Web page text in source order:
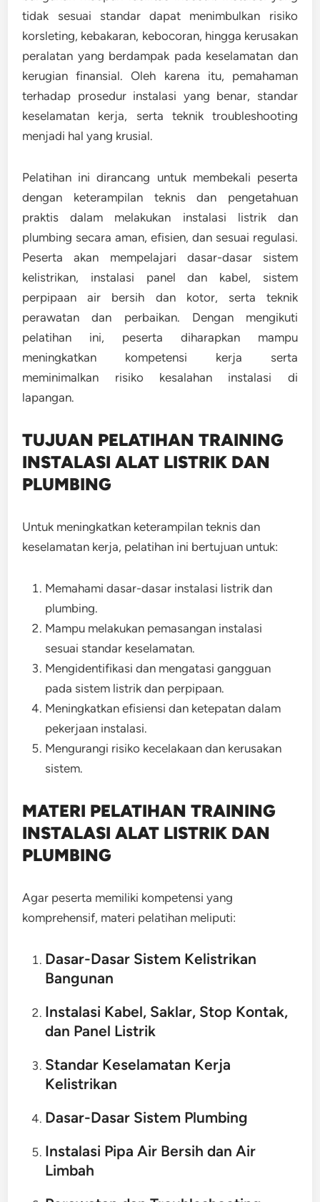
tidak sesuai standar dapat menimbulkan risiko
korsleting, kebakaran, kebocoran, hingga kerusakan
peralatan yang berdampak pada keselamatan dan
kerugian finansial. Oleh karena itu, pemahaman
terhadap prosedur instalasi yang benar, standar
keselamatan kerja, serta teknik troubleshooting
menjadi hal yang krusial.
Pelatihan ini dirancang untuk membekali peserta
dengan keterampilan teknis dan pengetahuan
praktis dalam melakukan instalasi listrik dan
plumbing secara aman, efisien, dan sesuai regulasi.
Peserta akan mempelajari dasar-dasar sistem
kelistrikan, instalasi panel dan kabel, sistem
perpipaan air bersih dan kotor, serta teknik
perawatan dan perbaikan. Dengan mengikuti
pelatihan ini, peserta diharapkan mampu
meningkatkan kompetensi kerja serta
meminimalkan risiko kesalahan instalasi di
lapangan.
TUJUAN PELATIHAN TRAINING
INSTALASI ALAT LISTRIK DAN
PLUMBING
Untuk meningkatkan keterampilan teknis dan
keselamatan kerja, pelatihan ini bertujuan untuk:
Memahami dasar-dasar instalasi listrik dan
plumbing.
Mampu melakukan pemasangan instalasi
sesuai standar keselamatan.
Mengidentifikasi dan mengatasi gangguan
pada sistem listrik dan perpipaan.
Meningkatkan efisiensi dan ketepatan dalam
pekerjaan instalasi.
Mengurangi risiko kecelakaan dan kerusakan
sistem.
MATERI PELATIHAN TRAINING
INSTALASI ALAT LISTRIK DAN
PLUMBING
Agar peserta memiliki kompetensi yang
komprehensif, materi pelatihan meliputi:
Dasar-Dasar Sistem Kelistrikan
Bangunan
Instalasi Kabel, Saklar, Stop Kontak,
dan Panel Listrik
Standar Keselamatan Kerja
Kelistrikan
Dasar-Dasar Sistem Plumbing
Instalasi Pipa Air Bersih dan Air
Limbah